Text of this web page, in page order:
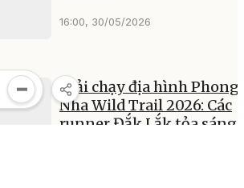
16:00, 30/05/2026
Giải chạy địa hình Phong
Nha Wild Trail 2026: Các
runner Đắk Lắk tỏa sáng